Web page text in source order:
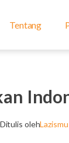
Tentang
Ditulis oleh